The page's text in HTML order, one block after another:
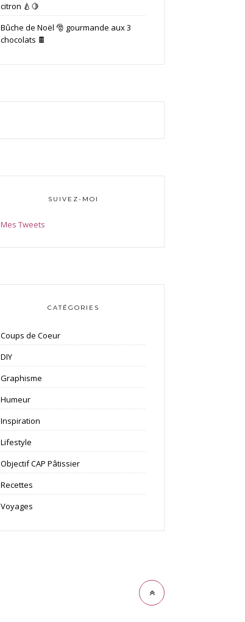
citron 🍐🍋
Bûche de Noël 🎅 gourmande aux 3
chocolats 🍫
SUIVEZ-MOI
Mes Tweets
CATÉGORIES
Coups de Coeur
DIY
Graphisme
Humeur
Inspiration
Lifestyle
Objectif CAP Pâtissier
Recettes
Voyages